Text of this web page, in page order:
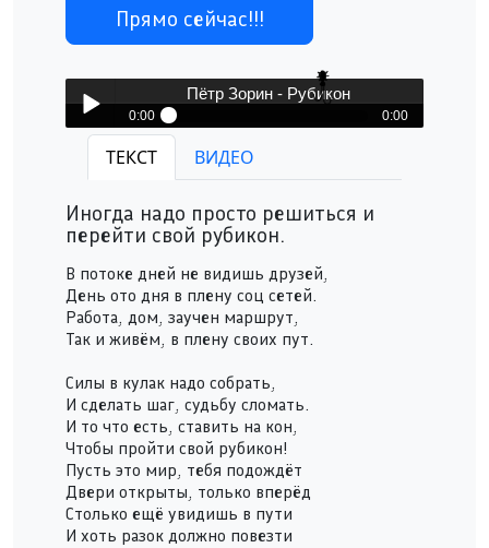
Прямо сейчас!!!
pause
Пётр Зорин - Рубикон
0:00 0:00
Пётр Зорин - Рубикон
ТЕКСТ ВИДЕО
Иногда надо просто решиться и
перейти свой рубикон.
В потоке дней не видишь друзей,
День ото дня в плену соц сетей.
Работа, дом, заучен маршрут,
Так и живём, в плену своих пут.
Силы в кулак надо собрать,
И сделать шаг, судьбу сломать.
И то что есть, ставить на кон,
Чтобы пройти свой рубикон!
Пусть это мир, тебя подождёт
Двери открыты, только вперёд
Столько ещё увидишь в пути
И хоть разок должно повезти